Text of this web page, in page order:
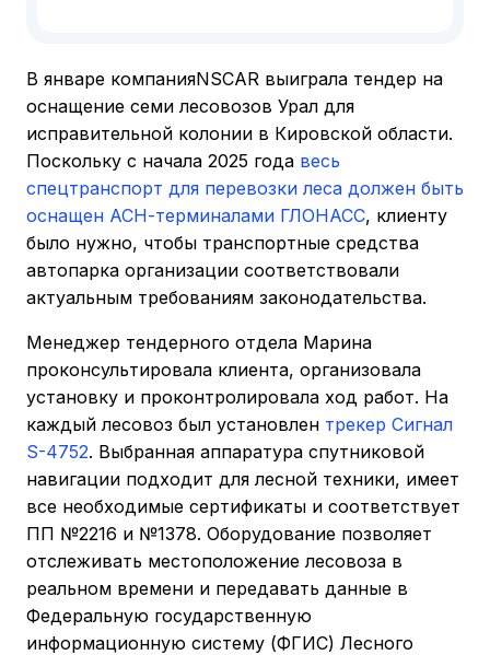
В январе компанияNSCAR выиграла тендер на
оснащение семи лесовозов Урал для
исправительной колонии в Кировской области.
Поскольку с начала 2025 года весь
спецтранспорт для перевозки леса должен быть
оснащен АСН-терминалами ГЛОНАСС, клиенту
было нужно, чтобы транспортные средства
автопарка организации соответствовали
актуальным требованиям законодательства.
Менеджер тендерного отдела Марина
проконсультировала клиента, организовала
установку и проконтролировала ход работ. На
каждый лесовоз был установлен трекер Сигнал
S-4752. Выбранная аппаратура спутниковой
навигации подходит для лесной техники, имеет
все необходимые сертификаты и соответствует
ПП №2216 и №1378. Оборудование позволяет
отслеживать местоположение лесовоза в
реальном времени и передавать данные в
Федеральную государственную
информационную систему (ФГИС) Лесного